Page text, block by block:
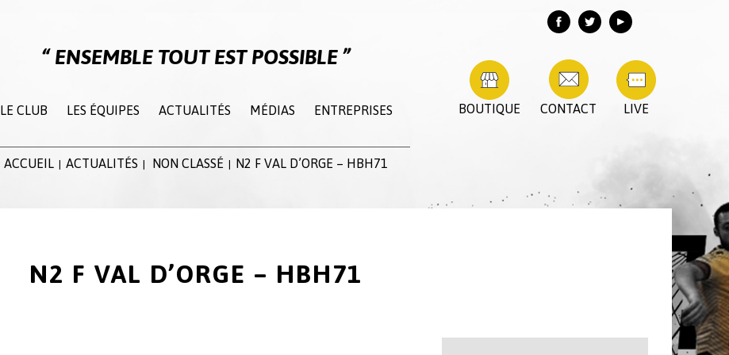
ENSEMBLE TOUT EST POSSIBLE
LE CLUB LES ÉQUIPES ACTUALITÉS MÉDIAS ENTREPRISES
ACCUEIL ACTUALITÉS NON CLASSÉ N2 F VAL D’ORGE – HBH71
LIVE
CONTACT
BOUTIQUE
N2 F VAL D’ORGE – HBH71